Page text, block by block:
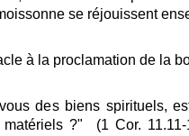
se réjouissent
à la proclamation de la
des biens spirituels,
?" (1 Cor. 11.11-